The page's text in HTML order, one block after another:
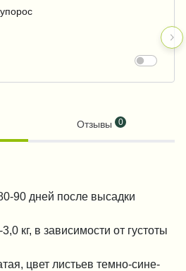
Отзывы 0
90 дней после высадки
кг, в зависимости от густоты
цвет листьев темно-сине-